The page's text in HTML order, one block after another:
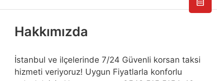
Hakkımızda
İstanbul ve ilçelerinde 7/24 Güvenli korsan taksi
hizmeti veriyoruz! Uygun Fiyatlarla konforlu